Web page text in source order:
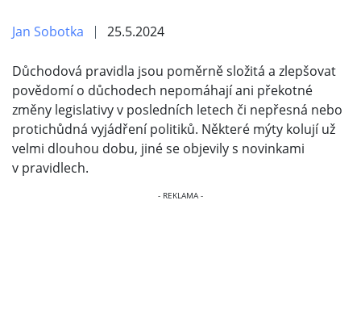
Jan Sobotka 25.5.2024
Důchodová pravidla jsou poměrně složitá a zlepšovat
povědomí o důchodech nepomáhají ani překotné
změny legislativy v posledních letech či nepřesná nebo
protichůdná vyjádření politiků. Některé mýty kolují už
velmi dlouhou dobu, jiné se objevily s novinkami
v pravidlech.